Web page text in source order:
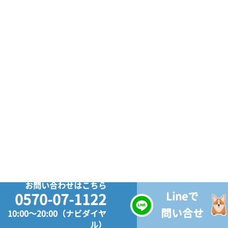
お問い合わせはこちら
0570-07-1122
10:00～20:00（ナビダイヤ
ル）
Lineで
問い合せ